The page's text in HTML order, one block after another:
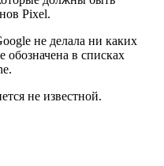
Pixel.
не делала ни каких
обозначена в списках
не известной.